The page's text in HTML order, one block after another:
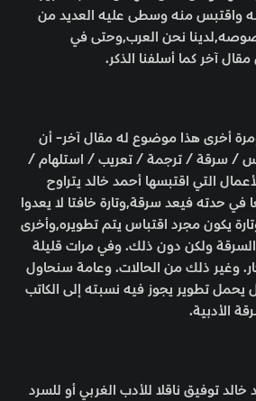
واقتبس منه وسطى عليه العديد من
نحن العرب,وحتى في
آخر كما أسلفنا الذكر.
أخرى هذا موضوع له مقال آخر- أن
/ سرقة / ترجمة / تعريب / استلهام /
التي اقتبسها أحمد خالد يتراوح
في حدته فيعد سرقة,وتارة خافتا لا يعدوا
يكون مجرد اقتباس يتم تطويره,وأخرى
السرقة ولكن دون ذلك. وفي مرات قليلة
وغير ذلك من الحالات. وعامة سنحاول
يحمل تطوير يجوز فيه نسبته إلى الكاتب
الأدبية.
توفيق ناقلا للأدب الغربي أو للسرد